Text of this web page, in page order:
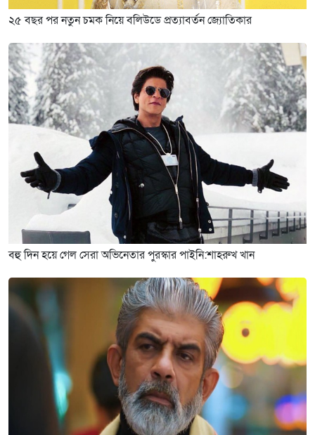
২৫ বছর পর নতুন চমক নিয়ে বলিউডে প্রত্যাবর্তন জ্যোতিকার
বহু দিন হয়ে গেল সেরা অভিনেতার পুরস্কার পাইনি:শাহরুখ খান